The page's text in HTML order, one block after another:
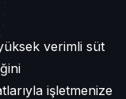
verimli süt
işletmenize